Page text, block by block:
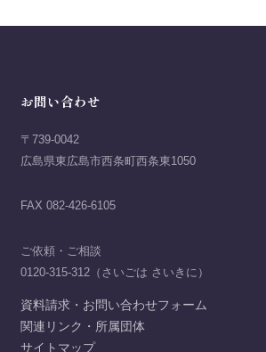
お問い合わせ
〒739-0042
広島県東広島市西条町西条東1050
FAX 082-426-6105
ご依頼・ご相談
0120-315-312（さいごは さいきに）
資料請求・お問い合わせフォーム
関連リンク・所属団体
サイトマップ